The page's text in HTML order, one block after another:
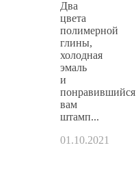
Два
цвета
полимерной
глины,
холодная
эмаль
и
понравившийся
вам
штамп...
01.10.2021